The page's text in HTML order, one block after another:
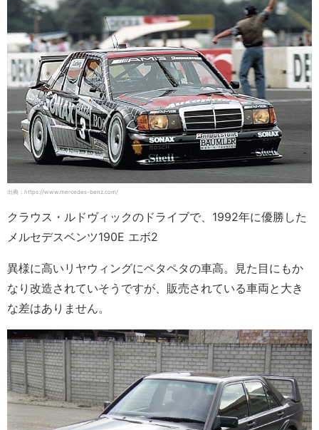
出典：https://www.mercedes-benz.com/
クラウス・ルドヴィックのドライブで、1992年に優勝した
メルセデスベンツ190E エボ2
異様に高いリヤウィングにペタペタの車高。見た目にもか
なり改造されていそうですが、販売されている車両と大き
な差はありません。